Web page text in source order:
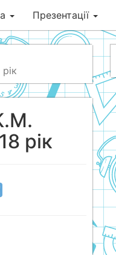
Презентації
рік